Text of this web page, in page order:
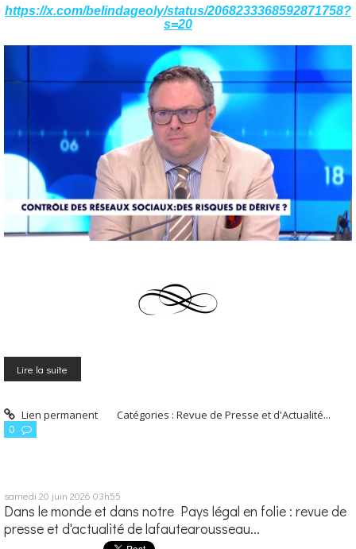
https://x.com/belindageoly/status/2068233368592871758?
s=20
Lire la suite
Lien permanent Catégories :Revue de Presse et d'Actualité...
0
samedi 20 juin 2026 03h55
Dans le monde et dans notre Pays légal en folie : revue de
presse et d'actualité de lafautearousseau...